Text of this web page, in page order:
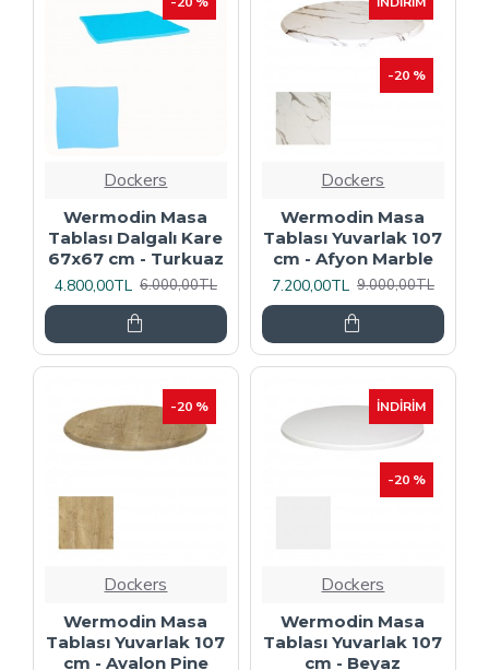
Dockers
Wermodin Masa
Tablası Dalgalı Kare
67x67 cm - Turkuaz
4.800,00TL 6.000,00TL
-20 %
Dockers
Wermodin Masa
Tablası Yuvarlak 107
cm - Afyon Marble
7.200,00TL 9.000,00TL
-20 %
Dockers
Wermodin Masa
Tablası Yuvarlak 107
cm - Avalon Pine
İNDIRIM
-20 %
Dockers
Wermodin Masa
Tablası Yuvarlak 107
cm - Beyaz